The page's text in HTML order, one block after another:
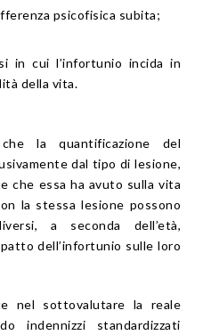
psicofisica subita;
in cui l’infortunio incida in
della vita.
la quantificazione del
dal tipo di lesione,
che essa ha avuto sulla vita
la stessa lesione possono
a seconda dell’età,
dell’infortunio sulle loro
nel sottovalutare la reale
indennizzi standardizzati